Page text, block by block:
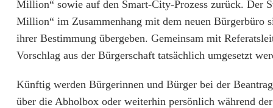
t
e
n
A
Million“ sowie auf den Smart-City-Prozess zurück. Der
Million“ im Zusammenhang mit dem neuen
ihrer Bestimmung übergeben. Gemeinsam mit
Vorschlag aus der Bürgerschaft tatsächlich umgesetzt
Künftig werden Bürgerinnen und Bürger bei der
über die Abholbox oder weiterhin persönlich während